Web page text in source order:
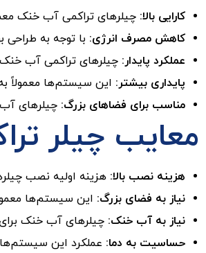
کارایی بالا: چیلرهای تراکمی آب خنک
کاهش مصرف انرژی: با توجه به
عملکرد پایدار: چیلرهای تراکمی آب خنک
پایداری بیشتر: این سیستم‌ها معمولاً به
مناسب برای فضاهای بزرگ: چیلرهای
معایب چیلر
هزینه نصب بالا: هزینه اولیه نصب
نیاز به فضای بزرگ: این سیستم‌ها
نیاز به آب خنک: چیلرهای آب خنک
حساسیت به دما: عملکرد این